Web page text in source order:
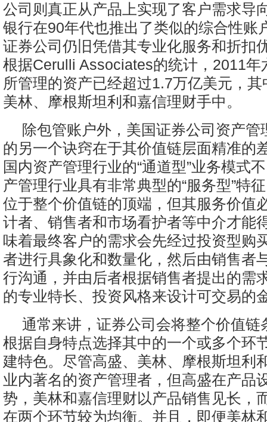
公司则真正从产品上实现了客户需求导
银行在90年代也推出了类似的综合性账
证券公司仍旧凭借其专业化服务和折扣
根据Cerulli Associates的统计，2011年
所管理的资产已经超过1.7万亿美元，
美林、摩根斯坦利和嘉信理财手中。
除包管账户外，美国证券公司资产管
的另一个诀窍在于其价值链层面精准的
国内资产管理行业的“通道型”业务模式
产管理行业具有非常典型的“服务型”特
位于整个价值链的顶端，但其服务价值
计者、销售者和市场看护者等中介才能
味着最终客户的需求会先经过投资型购
者进行具象化和数量化，然后由销售者
行沟通，并由后者根据销售者提出的需
的专业特长、投资风格来设计可交易的
通常来讲，证券公司会将整个价值链
根据自身特点选择其中的一个或多个环
建特色。尽管高盛、美林、摩根斯坦利
业内著名的资产管理者，但高盛在产品
势，美林和嘉信理财以产品销售见长，
在两个环节较为均衡。并且，即便美林